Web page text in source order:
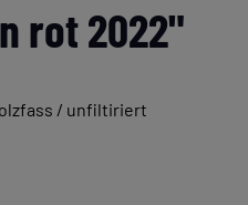
rot 2022"
/ unfiltiriert